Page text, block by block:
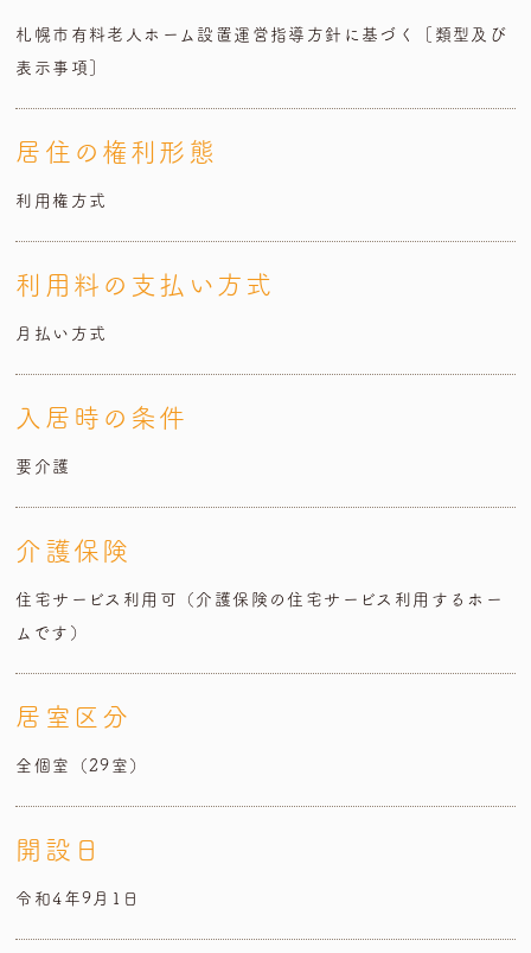
札幌市有料老人ホーム設置運営指導方針に基づく［類型及び
表示事項］
居住の権利形態
利用権方式
利用料の支払い方式
月払い方式
入居時の条件
要介護
介護保険
住宅サービス利用可（介護保険の住宅サービス利用するホー
ムです）
居室区分
全個室（29室）
開設日
令和4年9月1日